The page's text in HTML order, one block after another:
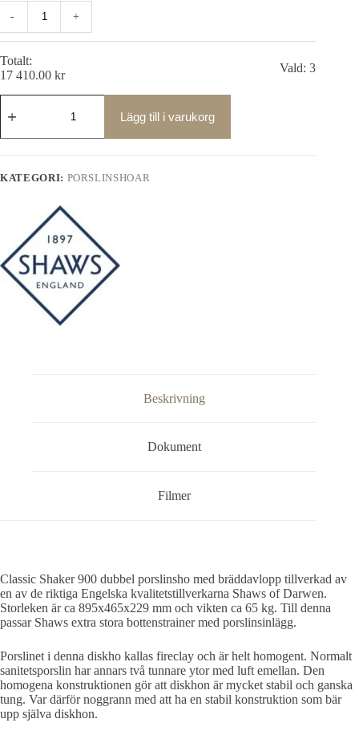
- +
Totalt:
17 410.00 kr
Vald: 3
Shaker
porslinsho
Lägg till i varukorg
KATEGORI: PORSLINSHOAR
Beskrivning
Dokument
Filmer
Classic Shaker 900 dubbel porslinsho med bräddavlopp tillverkad av
en av de riktiga Engelska kvalitetstillverkarna Shaws of Darwen.
Storleken är ca 895x465x229 mm och vikten ca 65 kg. Till denna
passar Shaws extra stora bottenstrainer med porslinsinlägg.
Porslinet i denna diskho kallas fireclay och är helt homogent. Normalt
sanitetsporslin har annars två tunnare ytor med luft emellan. Den
homogena konstruktionen gör att diskhon är mycket stabil och ganska
tung. Var därför noggrann med att ha en stabil konstruktion som bär
upp själva diskhon.